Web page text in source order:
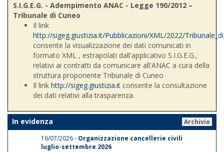
S.I.G.E.G. - Adempimento ANAC - Legge 190/2012 –
Tribunale di Cuneo
Il link
http://sigeg.giustizia.it/Pubblicazioni/XML/2022/
consente la visualizzazione dei dati comunicati in
formato XML , estrapolati dall'applicativo S.I.G.E.G.,
relativi ai contratti da comunicare all'ANAC a cura della
struttura proponente Tribunale di Cuneo
Il link http://sigeg.giustizia.it consente la consultazione
dei dati relativi alla trasparenza.
In evidenza
Archivio
16/07/2026 - Organizzazione cancellerie civili
luglio-settembre 2026